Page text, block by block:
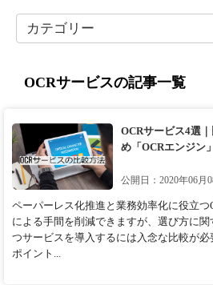
カテゴリー
OCRサービスの記事一覧
OCRサービス4選
め「OCRエンジン
公開日：2020年06月
ペーパーレス化推進と業務効率化に役立
による手間を削減できますが、選び方に
つサービスを導入するには入念な比較が
ポイント...